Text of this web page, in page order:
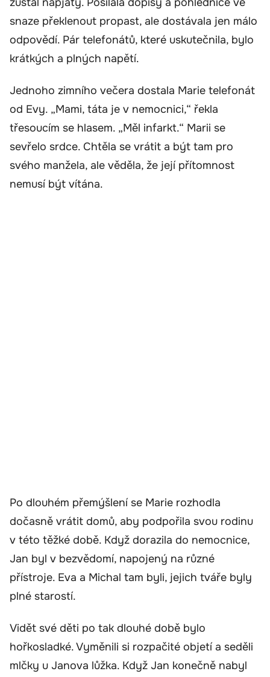
snaze překlenout propast, ale dostávala jen málo
odpovědí. Pár telefonátů, které uskutečnila, bylo
krátkých a plných napětí.
Jednoho zimního večera dostala Marie telefonát
od Evy. „Mami, táta je v nemocnici,“ řekla
třesoucím se hlasem. „Měl infarkt.“ Marii se
sevřelo srdce. Chtěla se vrátit a být tam pro
svého manžela, ale věděla, že její přítomnost
nemusí být vítána.
Po dlouhém přemýšlení se Marie rozhodla
dočasně vrátit domů, aby podpořila svou rodinu
v této těžké době. Když dorazila do nemocnice,
Jan byl v bezvědomí, napojený na různé
přístroje. Eva a Michal tam byli, jejich tváře byly
plné starostí.
Vidět své děti po tak dlouhé době bylo
hořkosladké. Vyměnili si rozpačité objetí a seděli
mlčky u Janova lůžka. Když Jan konečně nabyl